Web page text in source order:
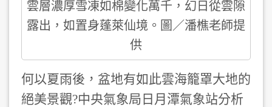
雲層濃厚雪凍如棉變化萬千，幻日從雲隙
露出，如置身蓬萊仙境。圖／潘樵老師提
供
何以夏雨後，盆地有如此雲海籠罩大地的
絕美景觀?中央氣象局日月潭氣象站分析